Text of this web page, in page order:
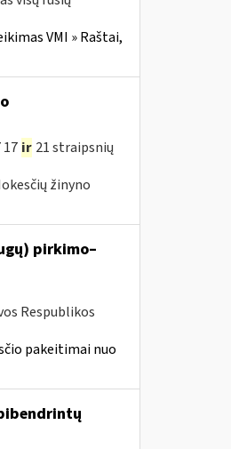
VMI » Raštai,
ir 21 straipsnių
žinyno
pirkimo–
Respublikos
pakeitimai nuo